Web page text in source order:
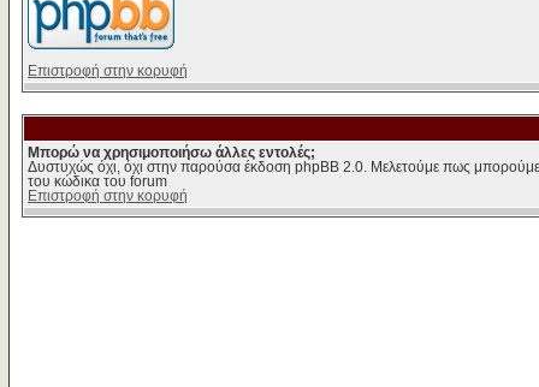
Επιστροφή στην κορυφή
Μπορώ να χρησιμοποιήσω άλλες εντολές;
Δυστυχώς όχι, όχι στην παρούσα έκδοση phpBB 2.0. Μελετούμε πως μπορούμε
του κώδικα του forum
Επιστροφή στην κορυφή